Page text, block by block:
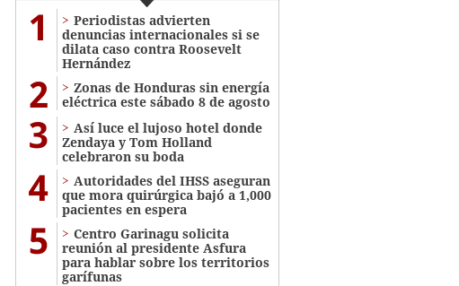
1
Periodistas advierten
denuncias internacionales si se
dilata caso contra Roosevelt
Hernández
2
Zonas de Honduras sin energía
eléctrica este sábado 8 de agosto
3
Así luce el lujoso hotel donde
Zendaya y Tom Holland
celebraron su boda
4
Autoridades del IHSS aseguran
que mora quirúrgica bajó a 1,000
pacientes en espera
5
Centro Garinagu solicita
reunión al presidente Asfura
para hablar sobre los territorios
garífunas